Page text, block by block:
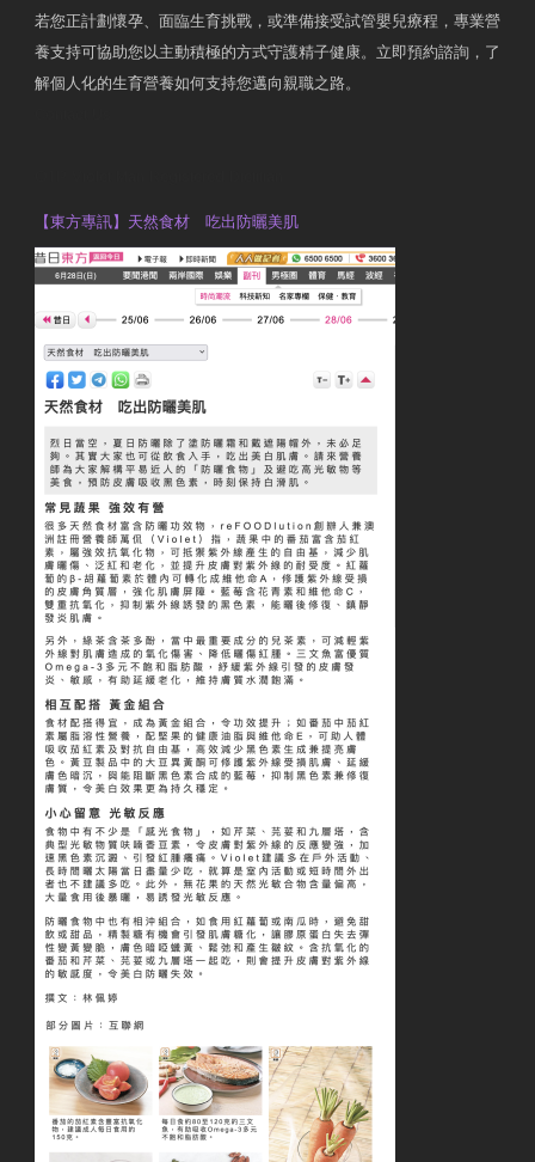
若您正計劃懷孕、面臨生育挑戰，或準備接受試管嬰兒療程，專業營
養支持可協助您以主動積極的方式守護精子健康。立即預約諮詢，了
解個人化的生育營養如何支持您邁向親職之路。
【東方專訊】天然食材 吃出防曬美肌